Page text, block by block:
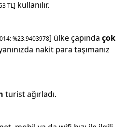
TL] kullanılır.
: %23.9403978] ülke çapında çok
nakit para taşımanız
turist ağırladı.